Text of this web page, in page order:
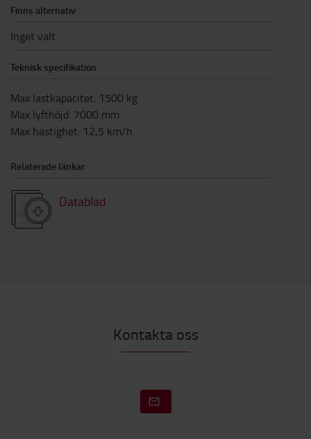
Finns alternativ
Inget valt
Teknisk specifikation
Max lastkapacitet: 1500 kg
Max lyfthöjd: 7000 mm
Max hastighet: 12,5 km/h
Relaterade länkar
Datablad
Kontakta oss